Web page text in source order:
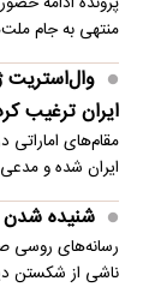
منتهی به جام
وال‌استریت
ایران ترغیب
مقام‌های اماراتی
ایران شده و
شنیده شدن
رسانه‌های روسی
ناشی از شکستن